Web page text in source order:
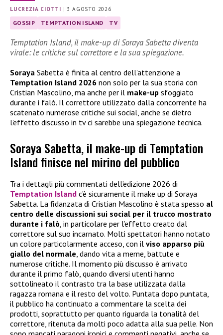
LUCREZIA CIOTTI |3 AGOSTO 2026
GOSSIP TEMPTATION ISLAND TV
Temptation Island, il make-up di Soraya Sabetta diventa
virale: le critiche sul correttore e la sua spiegazione.
Soraya Sabetta è finita al centro dell’attenzione a
Temptation Island 2026 non solo per la sua storia con
Cristian Mascolino, ma anche per il make-up sfoggiato
durante i falò. Il correttore utilizzato dalla concorrente ha
scatenato numerose critiche sui social, anche se dietro
l’effetto discusso in tv ci sarebbe una spiegazione tecnica.
Soraya Sabetta, il make-up di Temptation
Island finisce nel mirino del pubblico
Tra i dettagli più commentati dell’edizione 2026 di
Temptation Island c’è sicuramente il make up di Soraya
Sabetta. La fidanzata di Cristian Mascolino è stata spesso al
centro delle discussioni sui social per il trucco mostrato
durante i falò , in particolare per l’effetto creato dal
correttore sul suo incarnato. Molti spettatori hanno notato
un colore particolarmente acceso, con il viso apparso più
giallo del normale , dando vita a meme, battute e
numerose critiche. Il momento più discusso è arrivato
durante il primo falò, quando diversi utenti hanno
sottolineato il contrasto tra la base utilizzata dalla
ragazza romana e il resto del volto. Puntata dopo puntata,
il pubblico ha continuato a commentare la scelta dei
prodotti, soprattutto per quanto riguarda la tonalità del
correttore, ritenuta da molti poco adatta alla sua pelle. Non